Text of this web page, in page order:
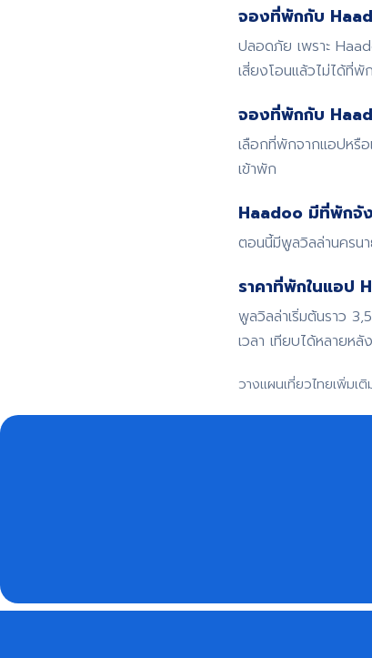
จองที่พักกับ
ปลอดภัย เพราะ
เสี่ยงโอนแล้วไม่ได้ที่พัก
จองที่พักกับ
เลือกที่พักจากแอปหรื
เข้าพัก
Haadoo มีที่พักจั
ตอนนี้มีพูลวิลล่านครน
ราคาที่พักในแอป
พูลวิลล่าเริ่มต้นราว
เวลา เทียบได้หลายห
วางแผนเที่ยวไทยเพิ่มเติ